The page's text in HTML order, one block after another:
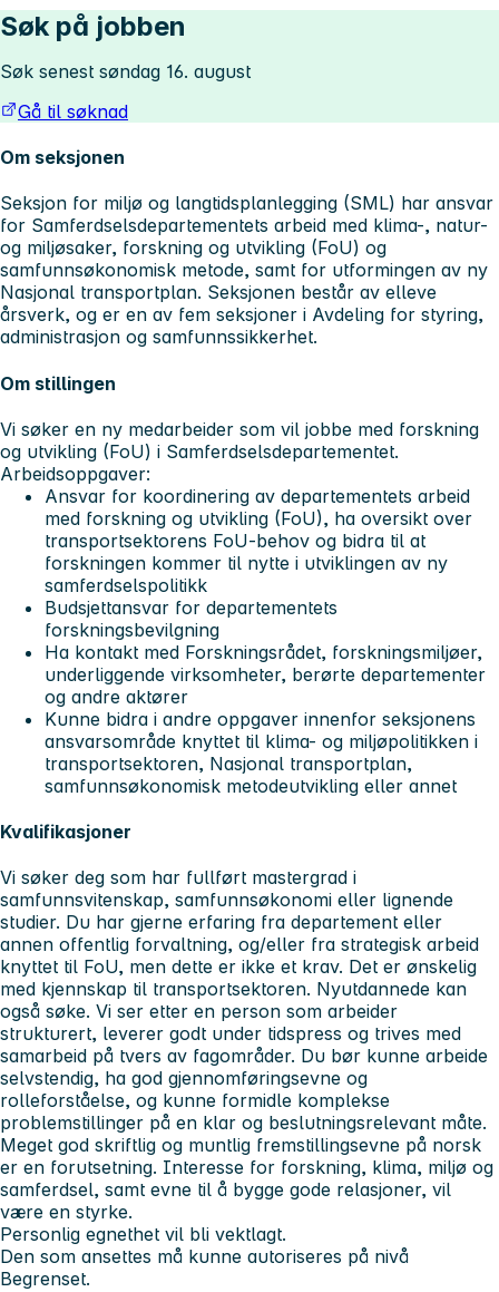
Søk på jobben
Søk senest søndag 16. august
Gå til søknad
Om seksjonen
Seksjon for miljø og langtidsplanlegging (SML) har ansvar
for Samferdselsdepartementets arbeid med klima-, natur-
og miljøsaker, forskning og utvikling (FoU) og
samfunnsøkonomisk metode, samt for utformingen av ny
Nasjonal transportplan. Seksjonen består av elleve
årsverk, og er en av fem seksjoner i Avdeling for styring,
administrasjon og samfunnssikkerhet.
Om stillingen
Vi søker en ny medarbeider som vil jobbe med forskning
og utvikling (FoU) i Samferdselsdepartementet.
Arbeidsoppgaver:
Ansvar for koordinering av departementets arbeid
med forskning og utvikling (FoU), ha oversikt over
transportsektorens FoU-behov og bidra til at
forskningen kommer til nytte i utviklingen av ny
samferdselspolitikk
Budsjettansvar for departementets
forskningsbevilgning
Ha kontakt med Forskningsrådet, forskningsmiljøer,
underliggende virksomheter, berørte departementer
og andre aktører
Kunne bidra i andre oppgaver innenfor seksjonens
ansvarsområde knyttet til klima- og miljøpolitikken i
transportsektoren, Nasjonal transportplan,
samfunnsøkonomisk metodeutvikling eller annet
Kvalifikasjoner
Vi søker deg som har fullført mastergrad i
samfunnsvitenskap, samfunnsøkonomi eller lignende
studier. Du har gjerne erfaring fra departement eller
annen offentlig forvaltning, og/eller fra strategisk arbeid
knyttet til FoU, men dette er ikke et krav. Det er ønskelig
med kjennskap til transportsektoren. Nyutdannede kan
også søke. Vi ser etter en person som arbeider
strukturert, leverer godt under tidspress og trives med
samarbeid på tvers av fagområder. Du bør kunne arbeide
selvstendig, ha god gjennomføringsevne og
rolleforståelse, og kunne formidle komplekse
problemstillinger på en klar og beslutningsrelevant måte.
Meget god skriftlig og muntlig fremstillingsevne på norsk
er en forutsetning. Interesse for forskning, klima, miljø og
samferdsel, samt evne til å bygge gode relasjoner, vil
være en styrke.
Personlig egnethet vil bli vektlagt.
Den som ansettes må kunne autoriseres på nivå
Begrenset.